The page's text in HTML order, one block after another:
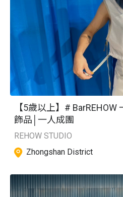
【5歲以上】#
飾品│一人成團
REHOW STUDIO
Zhongshan District